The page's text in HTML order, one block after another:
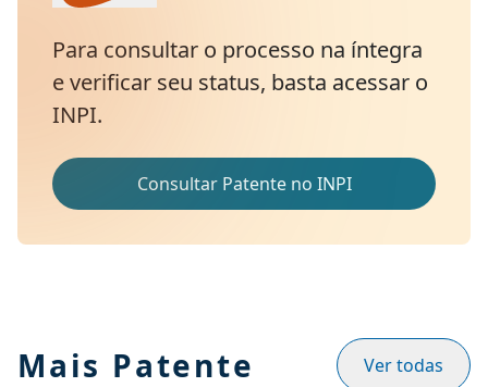
Para consultar o processo na íntegra
e verificar seu status, basta acessar o
INPI.
Consultar Patente no INPI
Mais Patente Ver todas